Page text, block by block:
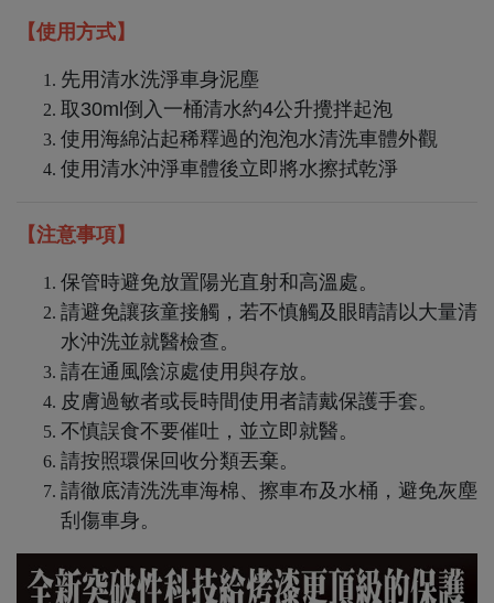
【使用方式】
先用清水洗淨車身泥塵
取30ml倒入一桶清水約4公升攪拌起泡
使用海綿沾起稀釋過的泡泡水清洗車體外觀
使用清水沖淨車體後立即將水擦拭乾淨
【注意事項】
保管時避免放置陽光直射和高溫處。
請避免讓孩童接觸，若不慎觸及眼睛請以大量清
水沖洗並就醫檢查。
請在通風陰涼處使用與存放。
皮膚過敏者或長時間使用者請戴保護手套。
不慎誤食不要催吐，並立即就醫。
請按照環保回收分類丟棄。
請徹底清洗洗車海棉、擦車布及水桶，避免灰塵
刮傷車身。